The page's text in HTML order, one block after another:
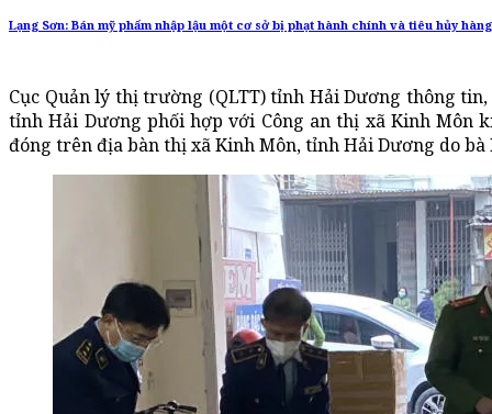
Lạng Sơn: Bán mỹ phẩm nhập lậu một cơ sở bị phạt hành chính và tiêu hủy
Cục Quản lý thị trường (QLTT) tỉnh Hải Dương thông tin,
tỉnh Hải Dương phối hợp với Công an thị xã Kinh Môn
đóng trên địa bàn thị xã Kinh Môn, tỉnh Hải Dương do bà